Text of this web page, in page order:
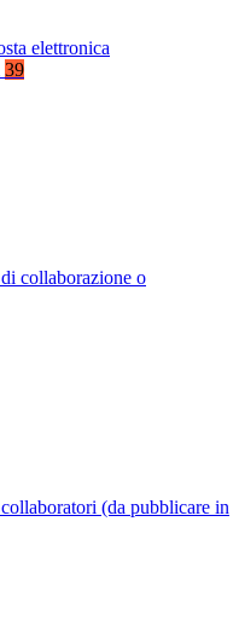
elettronica
39
collaborazione o
(da pubblicare in